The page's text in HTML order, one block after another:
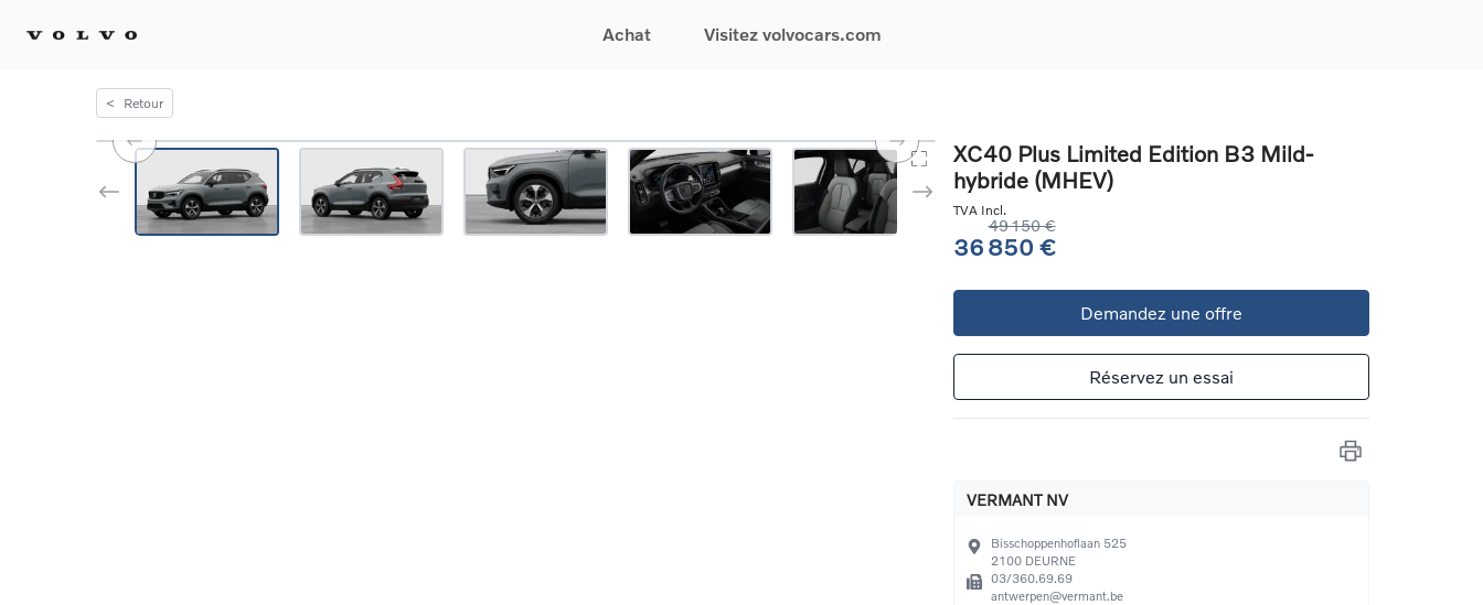
Achat
EX30
EX40
EC40
Voitures électriques
Voitures hybrides
rechargeables
Visitez volvocars.com
Configurez votre voiture
Offres du moment
Voitures d'occasion
Financement
Assurances
Réservez un essai
Entretien & Réparations
Reprise de votre voiture
Service de dépannage
Trouver un distributeur
< Retour
XC40 Plus Limited Edition B3 Mild-
hybride (MHEV)
TVA Incl.
49 150 €
36 850 €
Demandez une offre
Réservez un essai
VERMANT NV
Bisschoppenhoflaan 525
2100 DEURNE
03/360.69.69
antwerpen@vermant.be